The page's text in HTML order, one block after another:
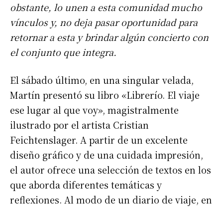
obstante, lo unen a esta comunidad mucho
vínculos y, no deja pasar oportunidad para
retornar a esta y brindar algún concierto con
el conjunto que integra.
El sábado último, en una singular velada,
Martín presentó su libro «Librerío. El viaje
ese lugar al que voy», magistralmente
ilustrado por el artista Cristian
Feichtenslager. A partir de un excelente
diseño gráfico y de una cuidada impresión,
el autor ofrece una selección de textos en los
que aborda diferentes temáticas y
reflexiones. Al modo de un diario de viaje, en